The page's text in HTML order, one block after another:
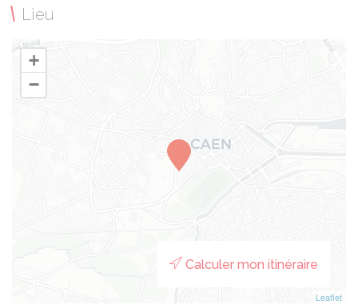
Lieu
+
−
Leaflet
Calculer mon itinéraire